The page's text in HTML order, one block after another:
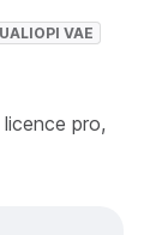
VAE
pro,